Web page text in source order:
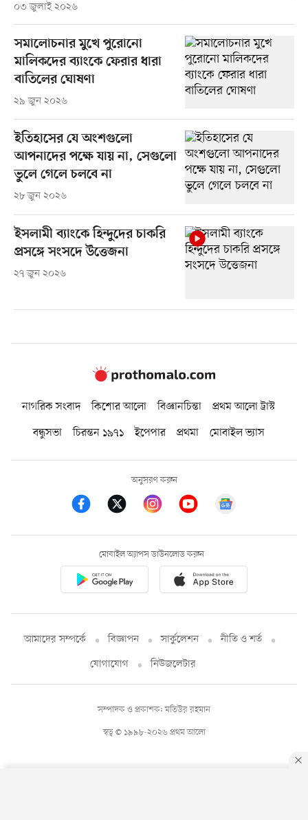
০৩ জুলাই ২০২৬
সমালোচনার মুখে পুরোনো
মালিকদের ব্যাংকে ফেরার ধারা
বাতিলের ঘোষণা
২৯ জুন ২০২৬
ইতিহাসের যে অংশগুলো
আপনাদের পক্ষে যায় না, সেগুলো
ভুলে গেলে চলবে না
২৮ জুন ২০২৬
ইসলামী ব্যাংকে হিন্দুদের চাকরি
প্রসঙ্গে সংসদে উত্তেজনা
২৭ জুন ২০২৬
নাগরিক সংবাদ কিশোর আলো বিজ্ঞানচিন্তা
প্রথম আলো ট্রাস্ট
বন্ধুসভা
চিরন্তন ১৯৭১ ইপেপার প্রথমা মোবাইল ভ্যাস
অনুসরণ করুন
মোবাইল অ্যাপস ডাউনলোড করুন
আমাদের সম্পর্কে বিজ্ঞাপন সার্কুলেশন
নীতি ও শর্ত
যোগাযোগ
নিউজলেটার
স্বত্ব © ১৯৯৮-২০২৬ প্রথম আলো
সম্পাদক ও প্রকাশক: মতিউর রহমান